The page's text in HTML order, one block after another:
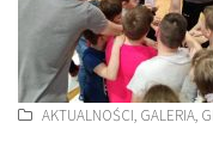
AKTUALNOŚCI, GALERIA,